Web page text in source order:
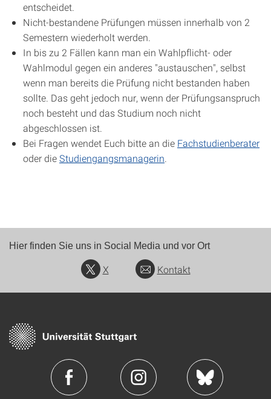
entscheidet.
Nicht-bestandene Prüfungen müssen innerhalb von 2
Semestern wiederholt werden.
In bis zu 2 Fällen kann man ein Wahlpflicht- oder
Wahlmodul gegen ein anderes "austauschen", selbst
wenn man bereits die Prüfung nicht bestanden haben
sollte. Das geht jedoch nur, wenn der Prüfungsanspruch
noch besteht und das Studium noch nicht
abgeschlossen ist.
Bei Fragen wendet Euch bitte an die Fachstudienberater
oder dieStudiengangsmanagerin
Hier finden Sie uns in Social Media und vor Ort
X Kontakt